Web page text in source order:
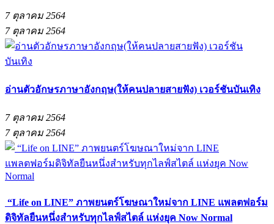
7 ตุลาคม 2564
7 ตุลาคม 2564
อ่านตัวอักษรภาษาอังกฤษ(ให้คนปลายสายฟัง) เวอร์ชันบันเทิง
7 ตุลาคม 2564
7 ตุลาคม 2564
“Life on LINE” ภาพยนตร์โฆษณาใหม่จาก LINE แพลตฟอร์ม
ดิจิทัลยืนหนึ่งสำหรับทุกไลฟ์สไตล์ แห่งยุค Now Normal